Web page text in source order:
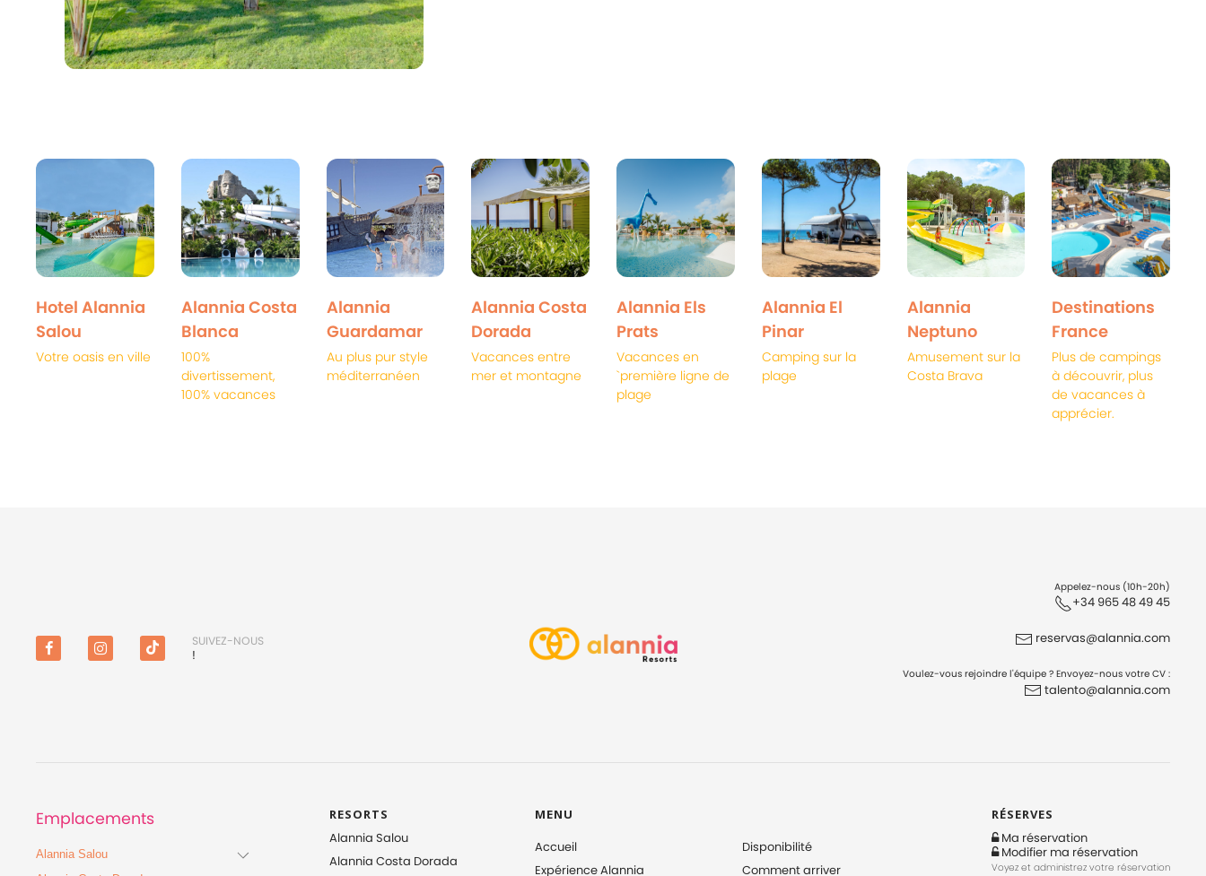
Hotel Alannia
Salou
Votre oasis en ville
Alannia Costa
Blanca
100%
divertissement,
100% vacances
Alannia
Guardamar
Au plus pur style
méditerranéen
Alannia Costa
Dorada
Vacances entre
mer et montagne
Alannia Els
Prats
Vacances en
`première ligne de
plage
Alannia El
Pinar
Camping sur la
plage
Alannia
Neptuno
Amusement sur la
Costa Brava
Destinations
France
Plus de campings
à découvrir, plus
de vacances à
apprécier.
SUIVEZ-NOUS
!
Appelez-nous (10h-20h)
+34 965 48 49 45
reservas@alannia.com
Voulez-vous rejoindre l'équipe ? Envoyez-nous votre CV :
talento@alannia.com
Emplacements
Alannia Salou
RESORTS
Alannia Salou
Alannia Costa Dorada
MENU
Accueil
Expérience Alannia
Disponibilité
Comment arriver
RÉSERVES
Ma réservation
Modifier ma réservation
Voyez et administrez votre réservation